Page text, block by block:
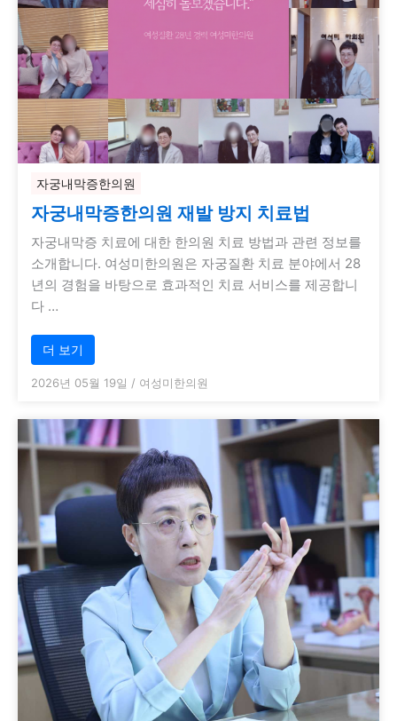
자궁내막증한의원
자궁내막증한의원 재발 방지 치료법
자궁내막증 치료에 대한 한의원 치료 방법과 관련 정보를
소개합니다. 여성미한의원은 자궁질환 치료 분야에서 28
년의 경험을 바탕으로 효과적인 치료 서비스를 제공합니
다 …
더 보기
2026년 05월 19일 / 여성미한의원